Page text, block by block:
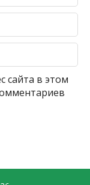
сайта в этом